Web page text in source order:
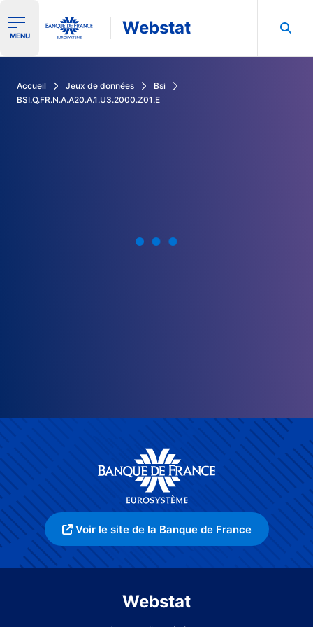
Ouvrir le menu de navigation
MENU Webstat
Accueil Jeux de données
Bsi
BSI.Q.FR.N.A.A20.A.1.U3.2000.Z01.E
Voir le site de la Banque de France
Webstat